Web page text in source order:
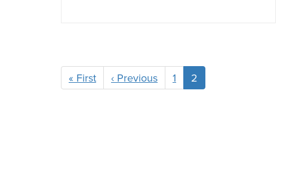
Pagination
« First First
page
‹ Previous Previous
page
1 2